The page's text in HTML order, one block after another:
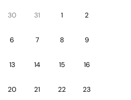
30 31 1 2
6 7 8 9
13 14 15 16
20 21 22 23